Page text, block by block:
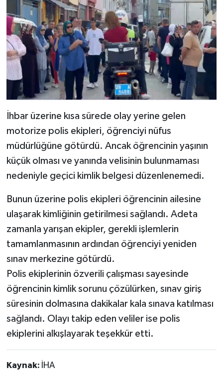
İhbar üzerine kısa sürede olay yerine gelen
motorize polis ekipleri, öğrenciyi nüfus
müdürlüğüne götürdü. Ancak öğrencinin yaşının
küçük olması ve yanında velisinin bulunmaması
nedeniyle geçici kimlik belgesi düzenlenemedi.
Bunun üzerine polis ekipleri öğrencinin ailesine
ulaşarak kimliğinin getirilmesi sağlandı. Adeta
zamanla yarışan ekipler, gerekli işlemlerin
tamamlanmasının ardından öğrenciyi yeniden
sınav merkezine götürdü.
Polis ekiplerinin özverili çalışması sayesinde
öğrencinin kimlik sorunu çözülürken, sınav giriş
süresinin dolmasına dakikalar kala sınava katılması
sağlandı. Olayı takip eden veliler ise polis
ekiplerini alkışlayarak teşekkür etti.
Kaynak: İHA